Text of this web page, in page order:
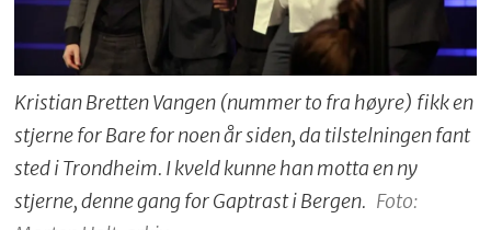
Kristian Bretten Vangen (nummer to fra høyre) fikk en
stjerne for Bare for noen år siden, da tilstelningen fant
sted i Trondheim. I kveld kunne han motta en ny
stjerne, denne gang for Gaptrast i Bergen. Foto: